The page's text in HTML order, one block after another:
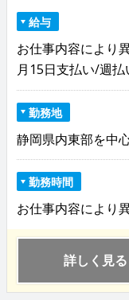
給与
お仕事内容により
月15日支払い/週払
勤務地
静岡県内東部を中
勤務時間
お仕事内容により
詳しく見る